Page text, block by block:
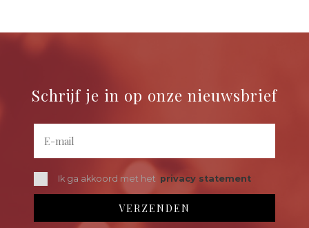
Schrijf je in op onze nieuwsbrief
Ik ga akkoord met het privacy statement